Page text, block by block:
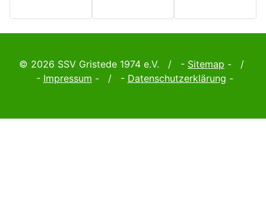
© 2026 SSV Gristede 1974 e.V. / - Sitemap - /
- Impressum - / - Datenschutzerklärung -